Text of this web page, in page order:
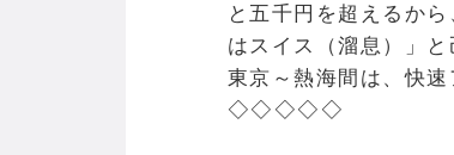
と五千円を超えるか
はスイス（溜息）」
東京～熱海間は、快速
◇◇◇◇◇